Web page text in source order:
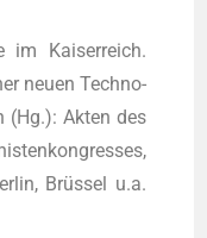
im Kai­ser­reich.
neu­en Tech­no­
(Hg.): Akten des
Brüs­sel u.a.